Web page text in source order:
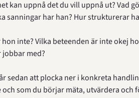
kan uppnå det du vill uppnå ut? Vad
sanningar har han? Hur strukturerar
inte? Vilka beteenden är inte okej
jobbar med?
sedan att plocka ner i konkreta
som du börjar mäta, utvärdera och